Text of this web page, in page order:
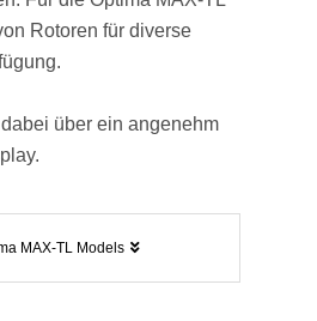
Rotoren für diverse
über ein angenehm
MAX-TL Models